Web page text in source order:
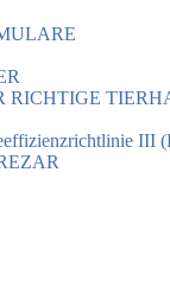
RICHTIGE
III